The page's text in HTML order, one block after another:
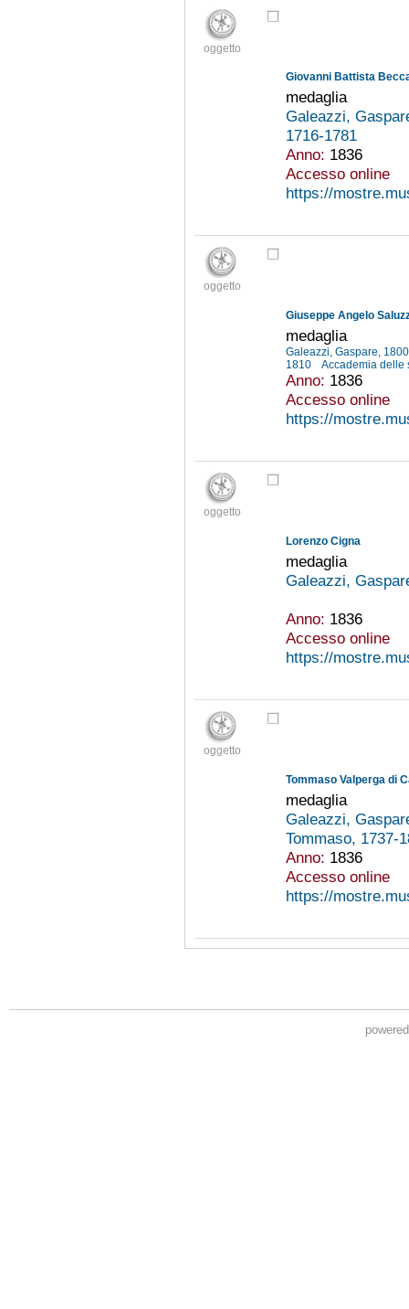
oggetto
Giovanni Battista
medaglia
Galeazzi,
1716-1781
Anno: 1836
Accesso online
https://
oggetto
Giuseppe Angelo
medaglia
Galeazzi, Gaspare,
1810
Accademia delle
Anno: 1836
Accesso online
https://
oggetto
Lorenzo Cigna
medaglia
Galeazzi,
Anno: 1836
Accesso online
https://
oggetto
Tommaso Valperga di
medaglia
Galeazzi,
Tommaso, 1737-
Anno: 1836
Accesso online
https://